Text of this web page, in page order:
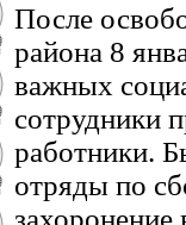
После
района 8
важных
сотрудники
работники.
отряды по
захоронение